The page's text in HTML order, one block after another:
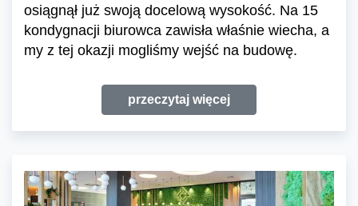
osiągnął już swoją docelową wysokość. Na 15
kondygnacji biurowca zawisła właśnie wiecha, a
my z tej okazji mogliśmy wejść na budowę.
przeczytaj więcej